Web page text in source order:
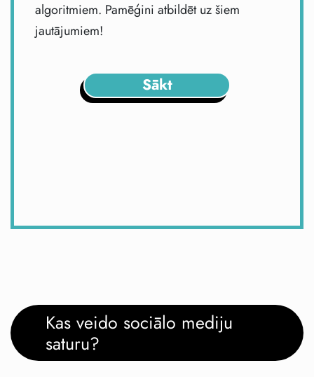
algoritmiem. Pamēģini atbildēt uz šiem
jautājumiem!
Sākt
Kas veido sociālo mediju
saturu?